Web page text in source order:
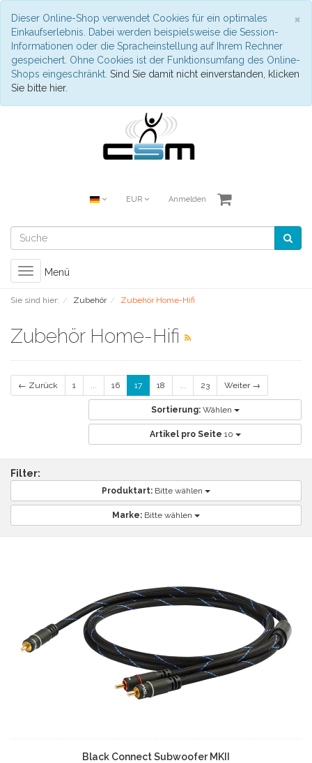
×
Dieser Online-Shop verwendet Cookies für ein optimales
Einkaufserlebnis. Dabei werden beispielsweise die Session-
Informationen oder die Spracheinstellung auf Ihrem Rechner
gespeichert. Ohne Cookies ist der Funktionsumfang des Online-
Shops eingeschränkt. Sind Sie damit nicht einverstanden, klicken
Sie bitte hier.
EUR Anmelden
Toggle
navigation
Menü
Sie sind hier: Zubehör Zubehör Home-Hifi
Zubehör Home-Hifi
← Zurück 1 ... 16 17 18 ... 23 Weiter →
Sortierung: Wählen
Artikel pro Seite 10
Filter:
Produktart: Bitte wählen
Marke: Bitte wählen
Black Connect Subwoofer MKII